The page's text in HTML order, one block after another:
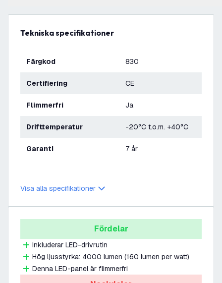
Tekniska specifikationer
Färgkod 830
Certifiering CE
Flimmerfri Ja
Drifttemperatur -20°C t.o.m. +40°C
Garanti 7 år
Visa alla specifikationer
Fördelar
Inkluderar LED-drivrutin
Hög ljusstyrka: 4000 lumen (160 lumen per watt)
Denna LED-panel är flimmerfri